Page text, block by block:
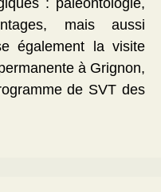
: paléontologie,
mais aussi
également la visite
à Grignon,
de SVT des